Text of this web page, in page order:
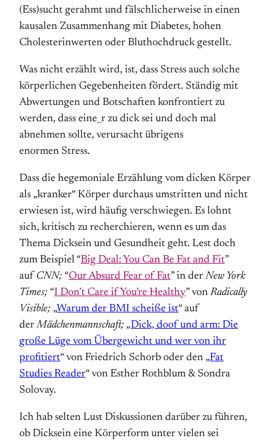
(Ess)sucht gerahmt und fälschlicher­­weise in einen
kausalen Zusammen­­hang mit Diabetes, hohen
Cholesterin­­werten oder Blut­­hoch­druck gestellt.
Was nicht erzählt wird, ist, dass Stress auch solche
körperlichen Gegeben­heiten fördert. Ständig mit
Abwertungen und Botschaften konfrontiert zu
werden, dass eine_r zu dick sei und doch mal
abnehmen sollte, verursacht übrigens
enormen Stress.
Dass die hegemoniale Erzählung vom dicken Körper
als „kranker“ Körper durchaus umstritten und nicht
erwiesen ist, wird häufig verschwiegen. Es lohnt
sich, kritisch zu recherchieren, wenn es um das
Thema Dicksein und Gesund­heit geht. Lest doch
zum Beispiel “Big Deal: You Can Be Fat and Fit”
auf CNN; “Our Absurd Fear of Fat” in der New York
Times; “I Don’t Care if You’re Healthy” von Radically
Visible; „Warum der BMI scheiße ist“ auf
derMädchenmannschaft; „Dick, doof und arm: Die
große Lüge vom Übergewicht und wer von ihr
profitiert“ von Friedrich Schorb oder den „Fat
Studies Reader“ von Esther Rothblum & Sondra
Solovay.
Ich hab selten Lust Diskussionen darüber zu führen,
ob Dicksein eine Körperform unter vielen sei